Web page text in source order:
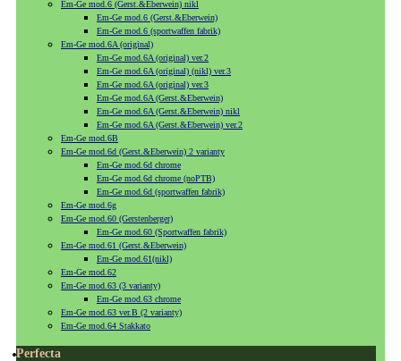
Em-Ge mod.6 (Gerst.&Eberwein) nikl
Em-Ge mod.6 (Gerst.&Eberwein)
Em-Ge mod.6 (sportwaffen fabrik)
Em-Ge mod.6A (original)
Em-Ge mod.6A (original) ver.2
Em-Ge mod.6A (original) (nikl) ver.3
Em-Ge mod.6A (original) ver.3
Em-Ge mod.6A (Gerst.&Eberwein)
Em-Ge mod.6A (Gerst.&Eberwein) nikl
Em-Ge mod.6A (Gerst.&Eberwein) ver.2
Em-Ge mod.6B
Em-Ge mod.6d (Gerst.&Eberwein) 2 varianty
Em-Ge mod.6d chrome
Em-Ge mod.6d chrome (noPTB)
Em-Ge mod.6d (sportwaffen fabrik)
Em-Ge mod.6g
Em-Ge mod.60 (Gerstenberger)
Em-Ge mod.60 (Sportwaffen fabrik)
Em-Ge mod.61 (Gerst.&Eberwein)
Em-Ge mod.61(nikl)
Em-Ge mod.62
Em-Ge mod.63 (3 varianty)
Em-Ge mod.63 chrome
Em-Ge mod.63 ver.B (2 varianty)
Em-Ge mod.64 Stakkato
Perfecta